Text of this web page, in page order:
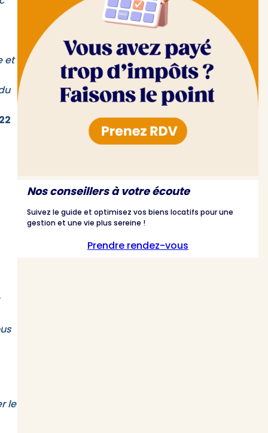
et
le
Nos conseillers à votre écoute
Suivez le guide et optimisez vos biens locatifs pour une
gestion et une vie plus sereine !
Prendre rendez-vous